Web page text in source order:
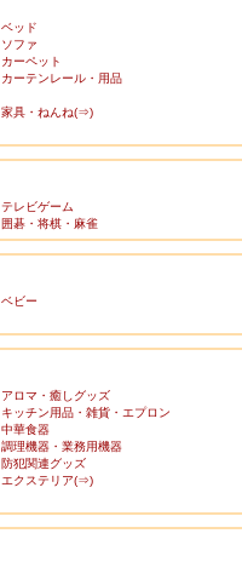
ベッド
ソファ
カーペット
カーテンレール・用品
家具・ねんね(⇒)
テレビゲーム
囲碁・将棋・麻雀
ベビー
アロマ・癒しグッズ
キッチン用品・雑貨・エプロン
中華食器
調理機器・業務用機器
防犯関連グッズ
エクステリア(⇒)